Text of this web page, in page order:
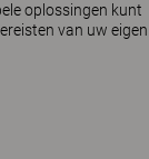
oplossingen kunt
van uw eigen